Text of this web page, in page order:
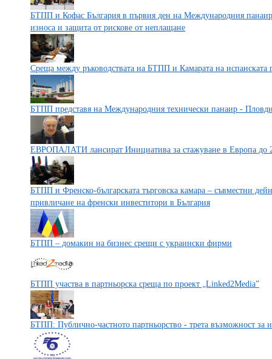
БТПП и Кофас България в първия ден на Международния
износа и защита от рискове от неплащане
Среща между ръководствата на БТПП и Камарата на испанската
БТПП представя на Международния технически панаир -
ЕВРОПАЛАТИ лансират Инициатива за стажуване в Европа до
БТПП и Френско-българската търговска камара – съвместни
привличане на френски инвеститори в България
БТПП – домакин на бизнес срещи с украински фирми
БТПП участва в партньорска среща по проект „Linked2Media”
БТПП: Публично-частното партньорство - трета възможност за